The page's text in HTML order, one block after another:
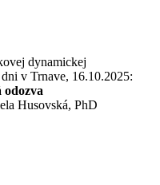
dynamickej
v Trnave, 16.10.2025:
odozva
Husovská, PhD